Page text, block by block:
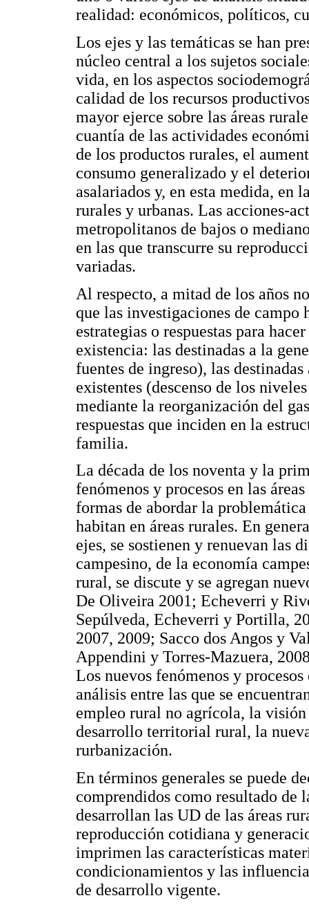
realidad: económicos, políticos,
Los ejes y las temáticas se han
núcleo central a los sujetos
vida, en los aspectos
calidad de los recursos
mayor ejerce sobre las áreas
cuantía de las actividades
de los productos rurales, el
consumo generalizado y el
asalariados y, en esta medida, en
rurales y urbanas. Las acciones-
metropolitanos de bajos o
en las que transcurre su
variadas.
Al respecto, a mitad de los años
que las investigaciones de
estrategias o respuestas para
existencia: las destinadas a la
fuentes de ingreso), las
existentes (descenso de los
mediante la reorganización del
respuestas que inciden en la
familia.
La década de los noventa y la
fenómenos y procesos en las
formas de abordar la
habitan en áreas rurales. En
ejes, se sostienen y renuevan las
campesino, de la economía
rural, se discute y se agregan
De Oliveira 2001; Echeverri y
Sepúlveda, Echeverri y Portilla,
2007, 2009; Sacco dos Angos y
Appendini y Torres-Mazuera,
Los nuevos fenómenos y
análisis entre las que se
empleo rural no agrícola, la
desarrollo territorial rural, la
rurbanización.
En términos generales se puede
comprendidos como resultado de
desarrollan las UD de las áreas
reproducción cotidiana y
imprimen las características
condicionamientos y las
de desarrollo vigente.